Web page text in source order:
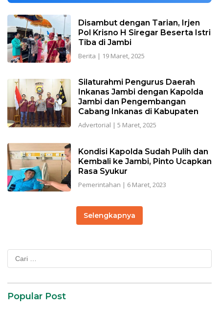
Disambut dengan Tarian, Irjen
Pol Krisno H Siregar Beserta Istri
Tiba di Jambi
Berita | 19 Maret, 2025
Silaturahmi Pengurus Daerah
Inkanas Jambi dengan Kapolda
Jambi dan Pengembangan
Cabang Inkanas di Kabupaten
Advertorial | 5 Maret, 2025
Kondisi Kapolda Sudah Pulih dan
Kembali ke Jambi, Pinto Ucapkan
Rasa Syukur
Pemerintahan | 6 Maret, 2023
Selengkapnya
Cari
untuk:
Popular Post